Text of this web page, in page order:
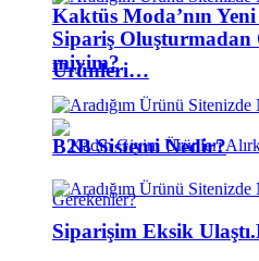
Kaktüs Moda’nın
Ürünleri…
Sipariş
miyim?
B2B Sistemi Nedir?
Siparişim Eksik